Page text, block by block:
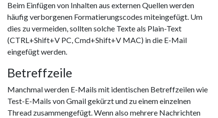
Beim Einfügen von Inhalten aus externen Quellen werden
häufig verborgenen Formatierungscodes miteingefügt. Um
dies zu vermeiden, sollten solche Texte als Plain-Text
(CTRL+Shift+V PC, Cmd+Shift+V MAC) in die E-Mail
eingefügt werden.
Betreffzeile
Manchmal werden E-Mails mit identischen Betreffzeilen wie
Test-E-Mails von Gmail gekürzt und zu einem einzelnen
Thread zusammengefügt. Wenn also mehrere Nachrichten